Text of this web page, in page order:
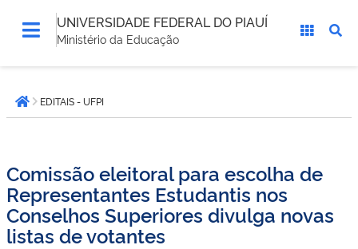
UNIVERSIDADE FEDERAL DO PIAUÍ
Ministério da Educação
está
aqui:Página inicial
EDITAIS - UFPI
Comissão eleitoral para escolha de
Representantes Estudantis nos
Conselhos Superiores divulga novas
listas de votantes